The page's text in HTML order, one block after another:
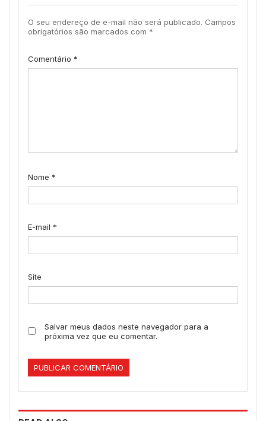
O seu endereço de e-mail não será publicado. Campos
obrigatórios são marcados com *
Comentário *
Nome *
E-mail *
Site
Salvar meus dados neste navegador para a
próxima vez que eu comentar.